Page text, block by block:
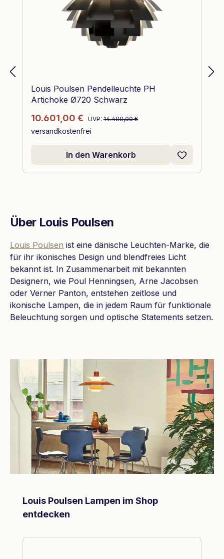
Louis Poulsen Pendelleuchte PH
Artichoke Ø720 Schwarz
Verkaufspreis:
10.601,00 € Regulärer Preis:
UVP: 14.400,00 €
versandkostenfrei
In den Warenkorb
Über Louis Poulsen
Louis Poulsen ist eine dänische Leuchten-Marke, die
für ihr ikonisches Design und blendfreies Licht
bekannt ist. In Zusammenarbeit mit bekannten
Designern, wie Poul Henningsen, Arne Jacobsen
oder Verner Panton, entstehen zeitlose und
ikonische Lampen, die in jedem Raum für funktionale
Beleuchtung sorgen und optische Statements setzen.
Produktgalerie überspringen
Louis Poulsen Lampen im Shop
entdecken